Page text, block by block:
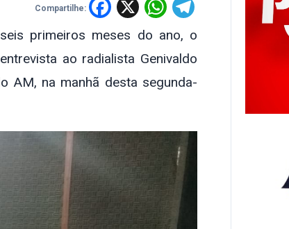
Compartilhe: Facebook
X WhatsApp
Telegram
primeiros meses do ano, o
ao radialista Genivaldo
AM, na manhã desta segunda-